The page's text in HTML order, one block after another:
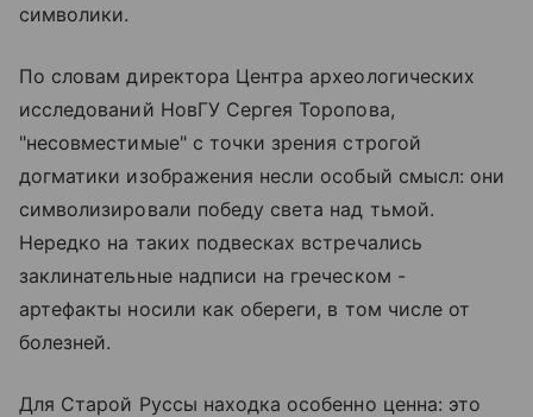
символики.
По словам директора Центра археологических
исследований НовГУ Сергея Торопова,
"несовместимые" с точки зрения строгой
догматики изображения несли особый смысл: они
символизировали победу света над тьмой.
Нередко на таких подвесках встречались
заклинательные надписи на греческом -
артефакты носили как обереги, в том числе от
болезней.
Для Старой Руссы находка особенно ценна: это